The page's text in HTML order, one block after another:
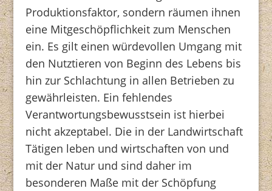
Produktionsfaktor, sondern räumen ihnen
eine Mitgeschöpflichkeit zum Menschen
ein. Es gilt einen würdevollen Umgang mit
den Nutztieren von Beginn des Lebens bis
hin zur Schlachtung in allen Betrieben zu
gewährleisten. Ein fehlendes
Verantwortungsbewusstsein ist hierbei
nicht akzeptabel. Die in der Landwirtschaft
Tätigen leben und wirtschaften von und
mit der Natur und sind daher im
besonderen Maße mit der Schöpfung